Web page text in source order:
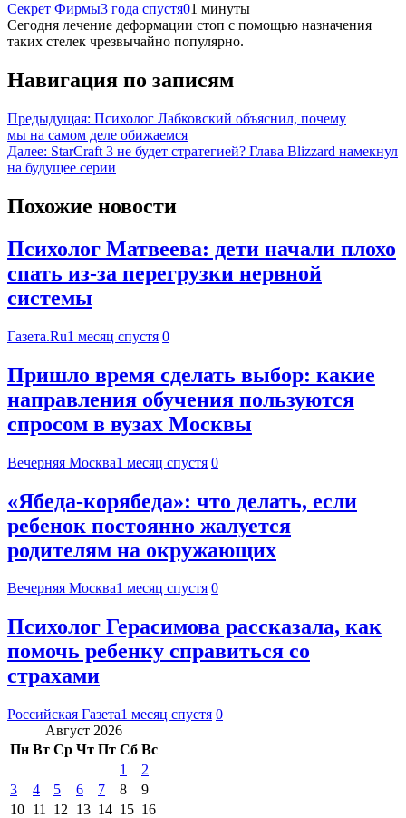
Секрет Фирмы3 года спустя01 минуты
Сегодня лечение деформации стоп с помощью назначения
таких стелек чрезвычайно популярно.
Навигация по записям
Предыдущая: Психолог Лабковский объяснил, почему
мы на самом деле обижаемся
Далее: StarCraft 3 не будет стратегией? Глава Blizzard намекнул
на будущее серии
Похожие новости
Психолог Матвеева: дети начали плохо
спать из-за перегрузки нервной
системы
Газета.Ru1 месяц спустя 0
Пришло время сделать выбор: какие
направления обучения пользуются
спросом в вузах Москвы
Вечерняя Москва1 месяц спустя 0
«Ябеда-корябеда»: что делать, если
ребенок постоянно жалуется
родителям на окружающих
Вечерняя Москва1 месяц спустя 0
Психолог Герасимова рассказала, как
помочь ребенку справиться со
страхами
Российская Газета1 месяц спустя 0
Август 2026
Пн Вт Ср Чт Пт Сб Вс
1
2
3
4 5 6 7 8
9
10 11 12 13 14 15 16